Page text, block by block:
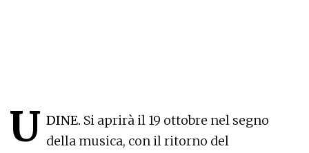
U DINE. Si aprirà il 19 ottobre nel segno
della musica, con il ritorno del